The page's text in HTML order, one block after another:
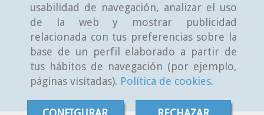
usabilidad de navegación, analizar el uso
de la web y mostrar publicidad
relacionada con tus preferencias sobre la
base de un perfil elaborado a partir de
tus hábitos de navegación (por ejemplo,
páginas visitadas). Política de cookies.